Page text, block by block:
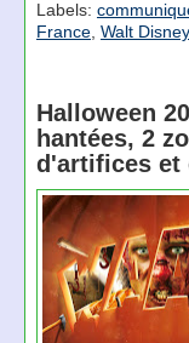
Labels:
France, Walt
Halloween
hantées, 2
d'artifices et